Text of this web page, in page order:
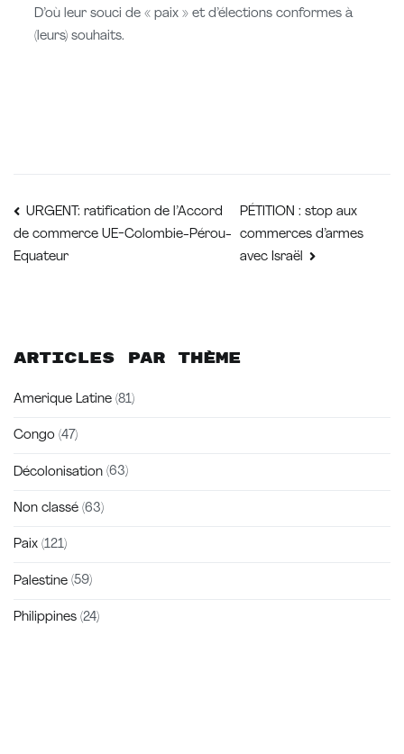
D’où leur souci de « paix » et d’élections conformes à
(leurs) souhaits.
Navigation
de
URGENT: ratification de l’Accord
de commerce UE-Colombie-Pérou-
Equateur
PÉTITION : stop aux
commerces d’armes
avec Israël
Articles par thème
Amerique Latine (81)
Congo (47)
Décolonisation (63)
Non classé (63)
Paix (121)
Palestine (59)
Philippines (24)